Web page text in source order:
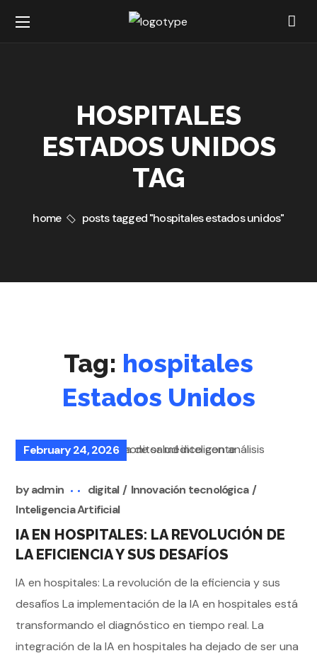
HOSPITALES
ESTADOS UNIDOS
TAG
home posts tagged "hospitales estados unidos"
Tag: hospitales
Estados Unidos
February 24, 2026
byadmin digital
Innovación tecnológica
Inteligencia Artificial
IA EN HOSPITALES: LA REVOLUCIÓN DE
LA EFICIENCIA Y SUS DESAFÍOS
IA en hospitales: La revolución de la eficiencia y sus
desafíos La implementación de la IA en hospitales está
transformando el diagnóstico en tiempo real. La
integración de la IA en hospitales ha dejado de ser una